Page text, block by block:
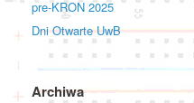
pre-KRON 2025
Dni Otwarte UwB
Archiwa